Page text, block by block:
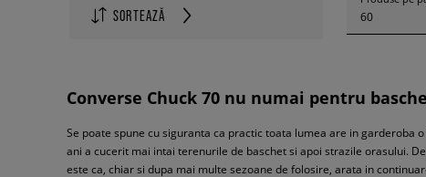
SORTEAZĂ 60
Converse Chuck 70 nu numai pentru
Se poate spune cu siguranta ca practic toata lumea are in garderoba
ani a cucerit mai intai terenurile de baschet si apoi strazile orasului.
este ca, chiar si dupa mai multe sezoane de folosire, arata in